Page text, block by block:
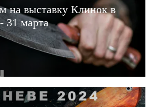
на выставку Клинок в
31 марта